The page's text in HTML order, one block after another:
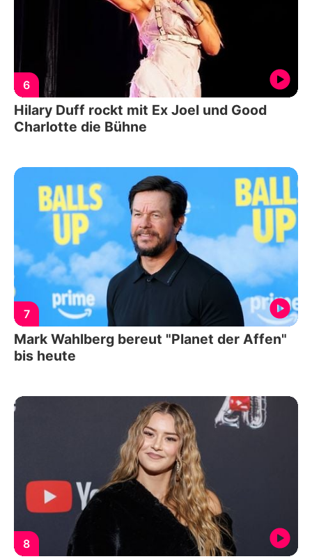
6
Hilary Duff rockt mit Ex Joel und Good
Charlotte die Bühne
7
Mark Wahlberg bereut "Planet der Affen"
bis heute
8